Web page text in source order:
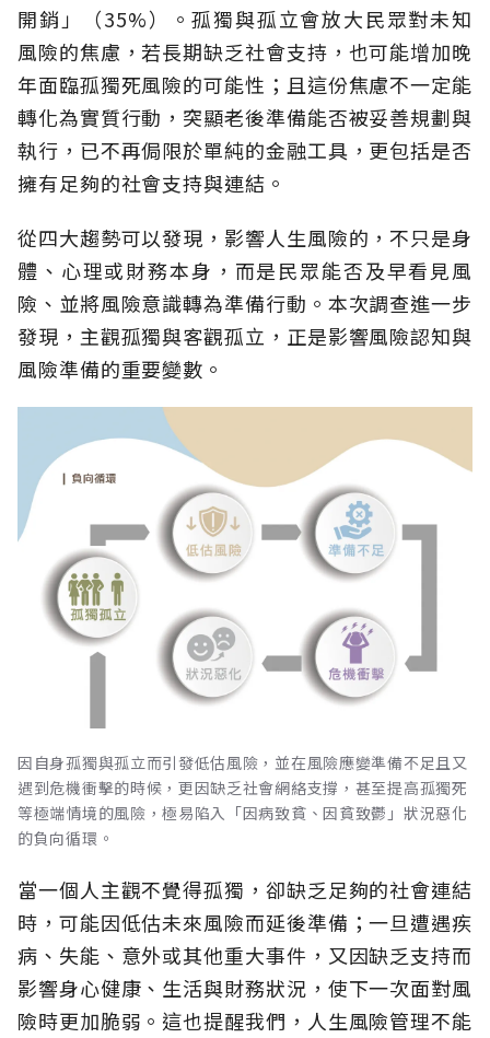
開銷」（35%）。孤獨與孤立會放大民眾對未知
風險的焦慮，若長期缺乏社會支持，也可能增加晚
年面臨孤獨死風險的可能性；且這份焦慮不一定能
轉化為實質行動，突顯老後準備能否被妥善規劃與
執行，已不再侷限於單純的金融工具，更包括是否
擁有足夠的社會支持與連結。
從四大趨勢可以發現，影響人生風險的，不只是身
體、心理或財務本身，而是民眾能否及早看見風
險、並將風險意識轉為準備行動。本次調查進一步
發現，主觀孤獨與客觀孤立，正是影響風險認知與
風險準備的重要變數。
因自身孤獨與孤立而引發低估風險，並在風險應變準備不足且又
遇到危機衝擊的時候，更因缺乏社會網絡支撐，甚至提高孤獨死
等極端情境的風險，極易陷入「因病致貧、因貧致鬱」狀況惡化
的負向循環。
當一個人主觀不覺得孤獨，卻缺乏足夠的社會連結
時，可能因低估未來風險而延後準備；一旦遭遇疾
病、失能、意外或其他重大事件，又因缺乏支持而
影響身心健康、生活與財務狀況，使下一次面對風
險時更加脆弱。這也提醒我們，人生風險管理不能